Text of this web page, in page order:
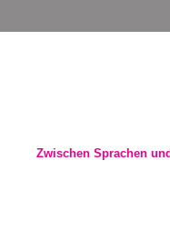
Zwischen Sprachen